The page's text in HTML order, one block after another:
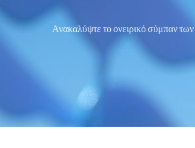
Ανακαλύψτε το ονειρικό σύμπαν